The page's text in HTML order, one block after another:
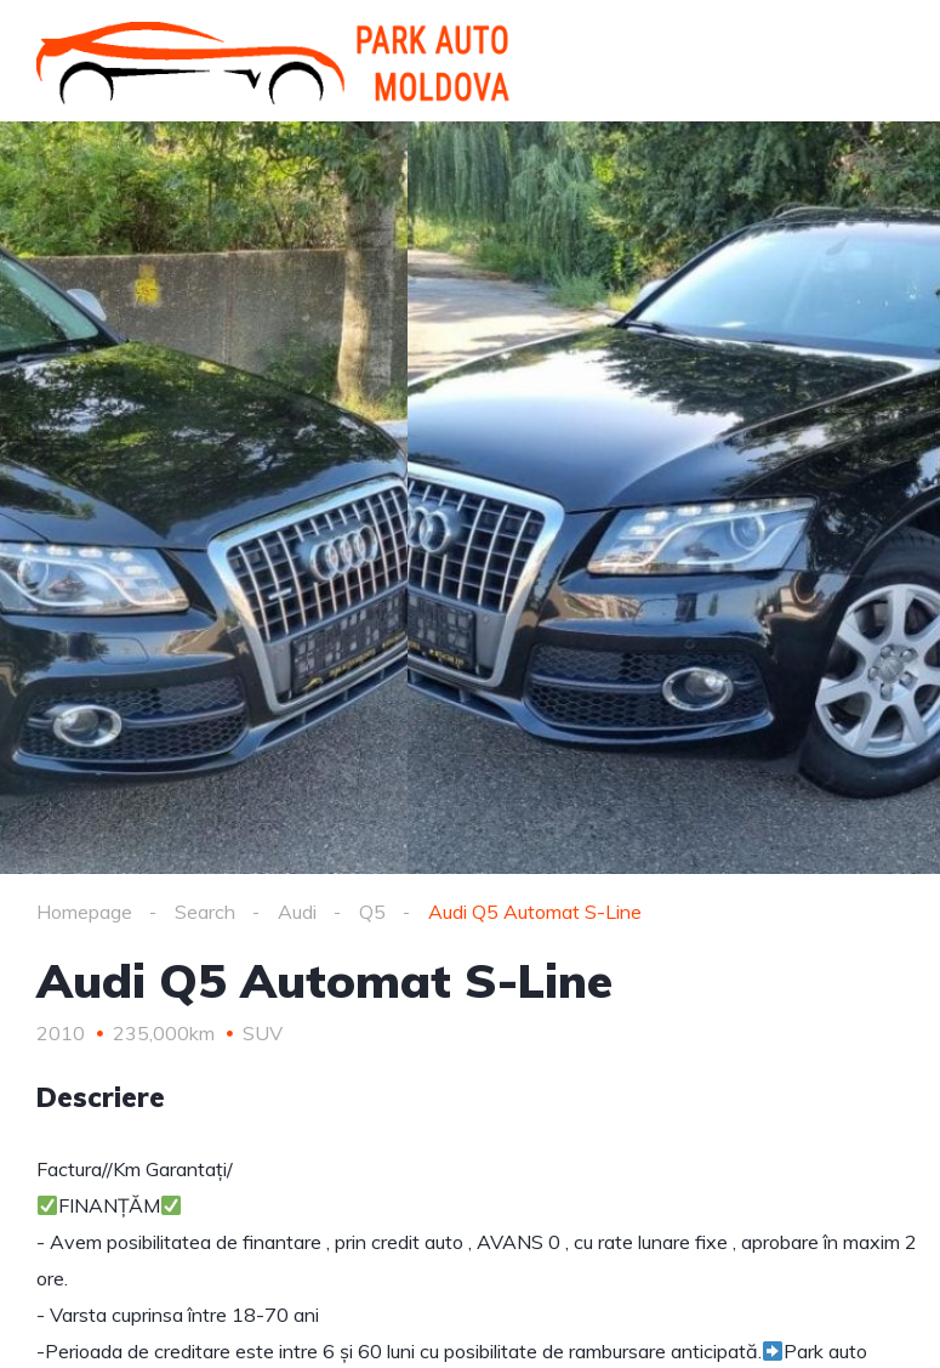
Homepage Search Audi Q5 Audi Q5 Automat S-Line
Audi Q5 Automat S-Line
2010 235,000km SUV
Descriere
Factura//Km Garantați/
FINANȚĂM
- Avem posibilitatea de finantare , prin credit auto , AVANS 0 , cu rate lunare fixe , aprobare în maxim 2
ore.
- Varsta cuprinsa între 18-70 ani
-Perioada de creditare este intre 6 și 60 luni cu posibilitate de rambursare anticipată.
Park auto